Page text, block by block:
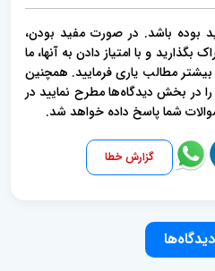
بوده باشد. در صورت مفید بودن،
بگذارید و با امتیاز دادن به آنها، ما
مطالب یاری فرمایید. همچنین
در بخش دیدگاه‌ها مطرح نمایید در
شما پاسخ داده خواهد شد.
گزارش خطا
دیدگاه‌ها